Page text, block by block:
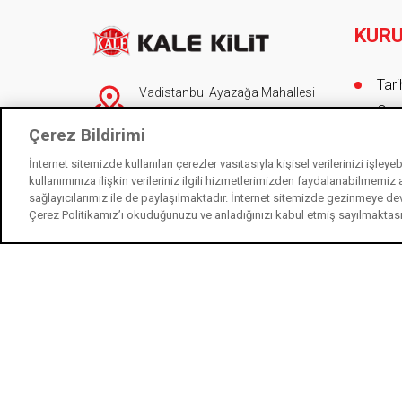
Vadistanbul Ayazağa Mahallesi
Azerbaycan Caddesi No 3F/1-E
Blok 34396 Sarıyer/İstanbul
90 (212) 705 80 00(pbx)
444 0 243
Çerez Bildirimi
İnternet sitemizde kullanılan çerezler vasıtasıyla kişisel verilerinizi
kullanımınıza ilişkin verileriniz ilgili hizmetlerimizden faydalanabilmemiz
sağlayıcılarımız ile de paylaşılmaktadır. İnternet sitemizde gezinmeye
Çerez Politikamız’ı okuduğunuzu ve anladığınızı kabul etmiş